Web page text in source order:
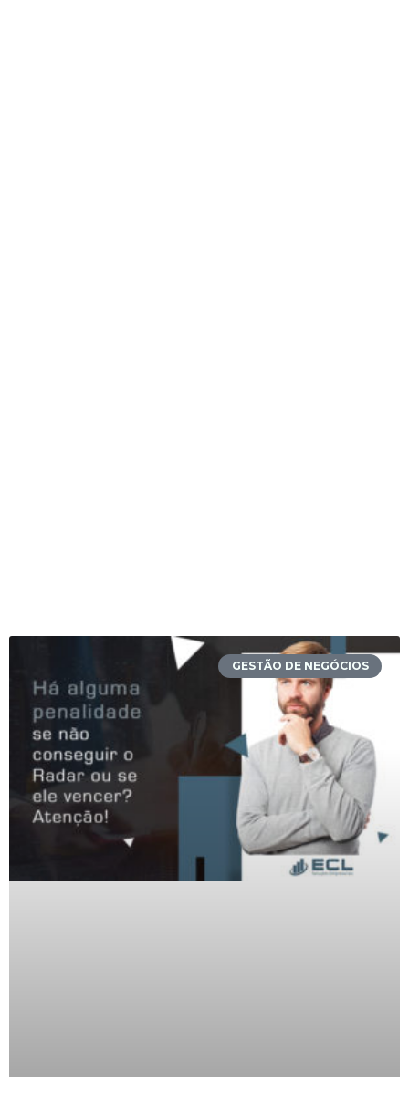
GESTÃO DE NEGÓCIOS